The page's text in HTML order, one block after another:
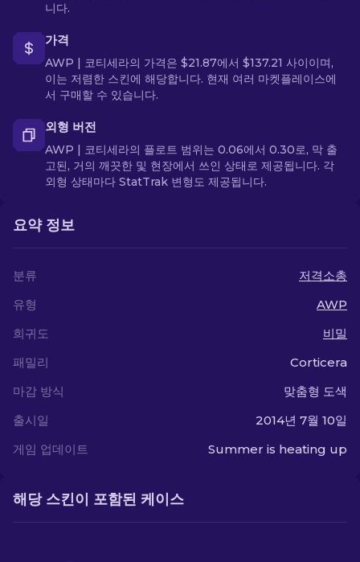
니다.
가격
AWP | 코티세라의 가격은 $21.87에서 $137.21 사이이며,
이는 저렴한 스킨에 해당합니다. 현재 여러 마켓플레이스에
서 구매할 수 있습니다.
외형 버전
AWP | 코티세라의 플로트 범위는 0.06에서 0.30로, 막 출
고된, 거의 깨끗한 및 현장에서 쓰인 상태로 제공됩니다. 각
외형 상태마다 StatTrak 변형도 제공됩니다.
요약 정보
분류
저격소총
유형
AWP
희귀도
비밀
패밀리
Corticera
마감 방식
맞춤형 도색
출시일
2014년 7월 10일
게임 업데이트
Summer is heating up
해당 스킨이 포함된 케이스